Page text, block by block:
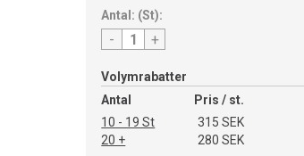
Antal: (St):
- +
Volymrabatter
Antal
Pris / st.
10 - 19 St
315 SEK
20 +
280 SEK